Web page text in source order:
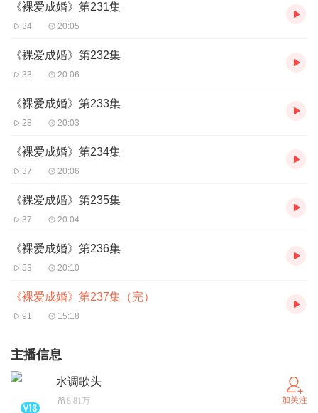
《裸爱成婚》第231集
34 20:05
《裸爱成婚》第232集
33 20:06
《裸爱成婚》第233集
28 20:03
《裸爱成婚》第234集
37 20:06
《裸爱成婚》第235集
37 20:04
《裸爱成婚》第236集
53 20:10
《裸爱成婚》第237集（完）
91 15:18
主播信息
水调歌头
8.81万 加关注